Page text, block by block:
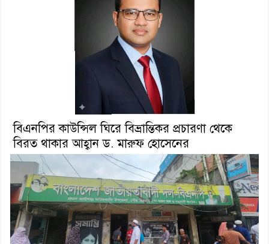
বিএনপির কাউন্সিল ঘিরে বিভ্রান্তিকর প্রচারণা থেকে
বিরত থাকার আহ্বান ড. মারুফ হোসেনের